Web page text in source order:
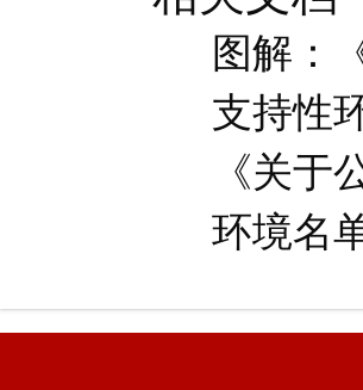
图解：
支持性
《关于
环境名